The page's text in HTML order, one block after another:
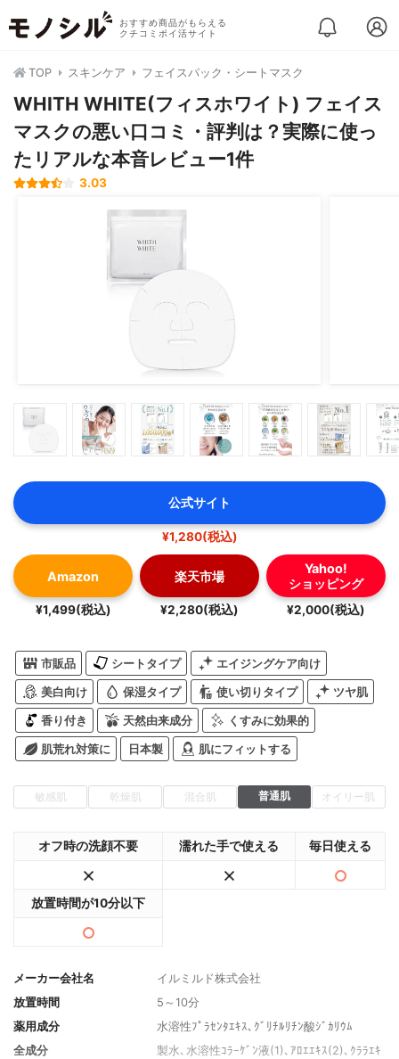
おすすめ商品がもらえる
クチコミポイ活サイト
TOP スキンケア フェイスパック・シートマスク
WHITH WHITE(フィスホワイト) フェイス
マスクの悪い口コミ・評判は？実際に使っ
たリアルな本音レビュー1件
3.03
公式サイト
¥1,280(税込)
Amazon
¥1,499(税込)
楽天市場
¥2,280(税込)
Yahoo!
ショッピング
¥2,000(税込)
市販品 シートタイプ エイジングケア向け
美白向け 保湿タイプ 使い切りタイプ ツヤ肌
香り付き 天然由来成分 くすみに効果的
肌荒れ対策に 日本製 肌にフィットする
敏感肌 乾燥肌 混合肌 普通肌 オイリー肌
オフ時の洗顔不要 濡れた手で使える 毎日使える
放置時間が10分以下
メーカー会社名
イルミルド株式会社
放置時間
5～10分
薬用成分
水溶性ﾌﾟﾗｾﾝﾀｴｷｽ､ｸﾞﾘﾁﾙﾘﾁﾝ酸ｼﾞｶﾘｳﾑ
全成分
製水､水溶性ｺﾗｰｹﾞﾝ液(1)､ｱﾛｴｴｷｽ(2)､ｸﾗﾗｴｷ